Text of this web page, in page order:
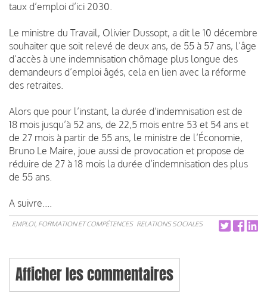
taux d’emploi d’ici 2030.
Le ministre du Travail, Olivier Dussopt, a dit le 10 décembre
souhaiter que soit relevé de deux ans, de 55 à 57 ans, l’âge
d’accès à une indemnisation chômage plus longue des
demandeurs d’emploi âgés, cela en lien avec la réforme
des retraites.
Alors que pour l’instant, la durée d’indemnisation est de
18 mois jusqu’à 52 ans, de 22,5 mois entre 53 et 54 ans et
de 27 mois à partir de 55 ans, le ministre de l’Économie,
Bruno Le Maire, joue aussi de provocation et propose de
réduire de 27 à 18 mois la durée d’indemnisation des plus
de 55 ans.
A suivre....
EMPLOI, FORMATION ET COMPÉTENCES RELATIONS SOCIALES
Afficher les commentaires